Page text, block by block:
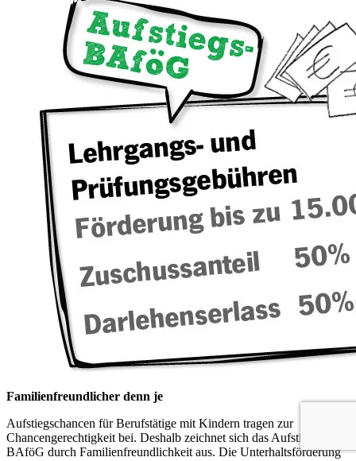
Familienfreundlicher denn je
Aufstiegschancen für Berufstätige mit Kindern tragen zur
Chancengerechtigkeit bei. Deshalb zeichnet sich das Aufstiegs-
BAföG durch Familienfreundlichkeit aus. Die Unterhaltsförderung